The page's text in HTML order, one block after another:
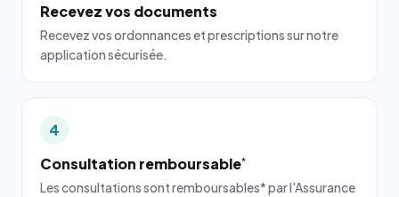
Recevez vos documents
Recevez vos ordonnances et prescriptions sur notre
application sécurisée.
4
Consultation remboursable*
Les consultations sont remboursables* par l'Assurance